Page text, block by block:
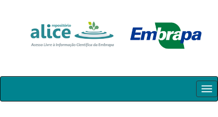
Skip